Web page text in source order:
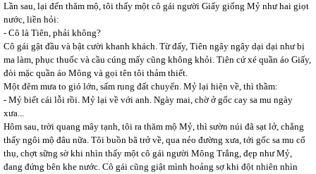
Lần sau, lại đến thăm mộ, tôi thấy một cô gái người Giấy giống Mỷ như hai giọt
nước, liền hỏi:
- Cô là Tiên, phải không?
Cô gái gật đầu và bật cười khanh khách. Từ đấy, Tiên ngây ngây dại dại như bị
ma làm, phục thuốc và cầu cúng mấy cũng không khỏi. Tiên cứ xé quần áo Giấy,
đòi mặc quần áo Mông và gọi tên tôi thảm thiết.
Một đêm mưa to gió lớn, sấm rung đất chuyển. Mỷ lại hiện về, thì thầm:
- Mỷ biết cái lỗi rồi. Mỷ lại về với anh. Ngày mai, chờ ở gốc cay sa mu ngày
xưa...
Hôm sau, trời quang mây tạnh, tôi ra thăm mộ Mỷ, thì sườn núi đã sạt lở, chẳng
thấy ngôi mộ đâu nữa. Tôi buồn bã trở về, qua nẻo đường xưa, tới gốc sa mu cổ
thụ, chợt sững sờ khi nhìn thấy một cô gái người Mông Trắng, đẹp như Mỷ,
đang đứng bên khe nước. Cô gái cũng giật mình hoảng sợ khi đột nhiên nhìn